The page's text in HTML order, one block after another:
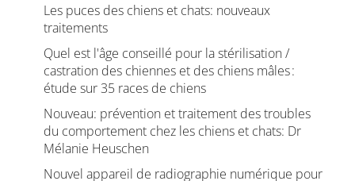
Les puces des chiens et chats: nouveaux
traitements
Quel est l'âge conseillé pour la stérilisation /
castration des chiennes et des chiens mâles :
étude sur 35 races de chiens
Nouveau: prévention et traitement des troubles
du comportement chez les chiens et chats: Dr
Mélanie Heuschen
Nouvel appareil de radiographie numérique pour